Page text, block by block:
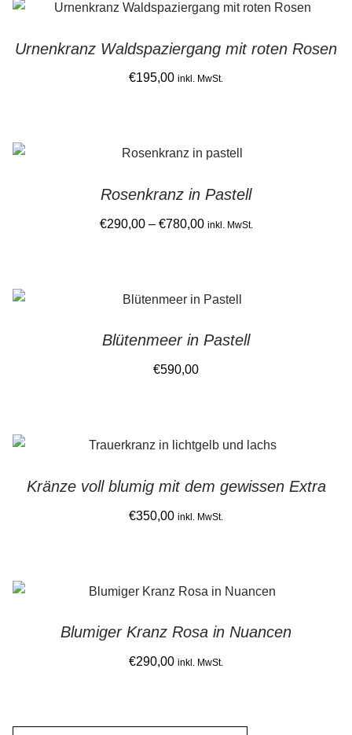
Gemein stark in der Region
Ausbildung bei Diana Pernek
latest
Urnenkranz Waldspaziergang mit roten Rosen
€195,00 inkl. MwSt.
Rosenkranz in Pastell
€290,00 – €780,00Price
inkl. MwSt.
has
variants.
The
chosen
the
product
Blütenmeer in Pastell
€590,00
Kränze voll blumig mit dem gewissen Extra
€350,00 inkl. MwSt.
Blumiger Kranz Rosa in Nuancen
€290,00 inkl. MwSt.